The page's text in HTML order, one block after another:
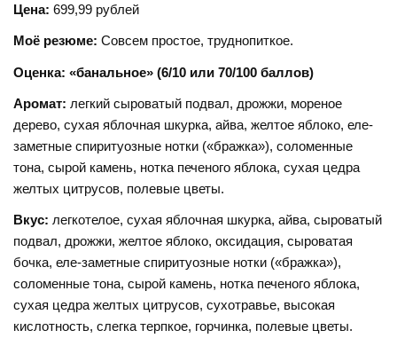
Цена: 699,99 рублей
Моё резюме:Совсем простое, труднопиткое.
Оценка: «банальное» (6/10 или 70/100 баллов)
Аромат: легкий сыроватый подвал, дрожжи, мореное
дерево, сухая яблочная шкурка, айва, желтое яблоко, еле-
заметные спиритуозные нотки («бражка»), соломенные
тона, сырой камень, нотка печеного яблока, сухая цедра
желтых цитрусов, полевые цветы.
Вкус: легкотелое, сухая яблочная шкурка, айва, сыроватый
подвал, дрожжи, желтое яблоко, оксидация, сыроватая
бочка, еле-заметные спиритуозные нотки («бражка»),
соломенные тона, сырой камень, нотка печеного яблока,
сухая цедра желтых цитрусов, сухотравье, высокая
кислотность, слегка терпкое, горчинка, полевые цветы.